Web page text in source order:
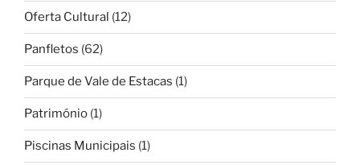
Oferta Cultural (12)
Panfletos (62)
Parque de Vale de Estacas (1)
Património (1)
Piscinas Municipais (1)